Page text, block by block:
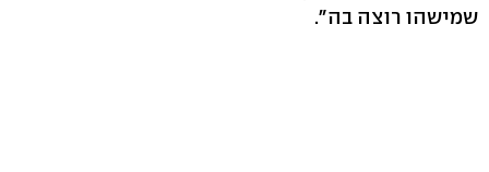
שמישהו רוצה בה".